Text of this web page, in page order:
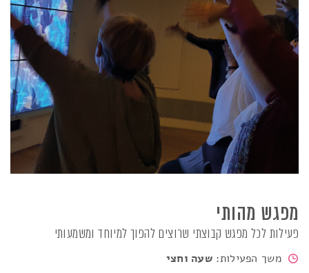
מפגש מהותי
פעילות לכל מפגש קבוצתי שרוצים להפוך למיוחד ומשמעותי
משך הפעילות: שעה וחצי